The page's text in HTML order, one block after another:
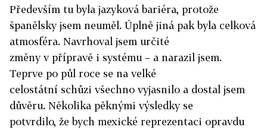
Především tu byla jazyková bariéra, protože
španělsky jsem neuměl. Úplně jiná pak byla celková
atmosféra. Navrhoval jsem určité
změny v přípravě i systému – a narazil jsem.
Teprve po půl roce se na velké
celostátní schůzi všechno vyjasnilo a dostal jsem
důvěru. Několika pěknými výsledky se
potvrdilo, že bych mexické reprezentaci opravdu